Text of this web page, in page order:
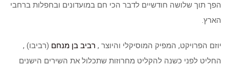
הפך תוך שלושה חודשיים לדבר הכי חם במועדונים ובחפלות ברחבי
הארץ.
יוזם הפרויקט, המפיק המוסיקלי והיוצר , רביב בן מנחם (רביבו) ,
החליט לפני כשנה להקליט מחרוזות שתכלול את השירים הישנים